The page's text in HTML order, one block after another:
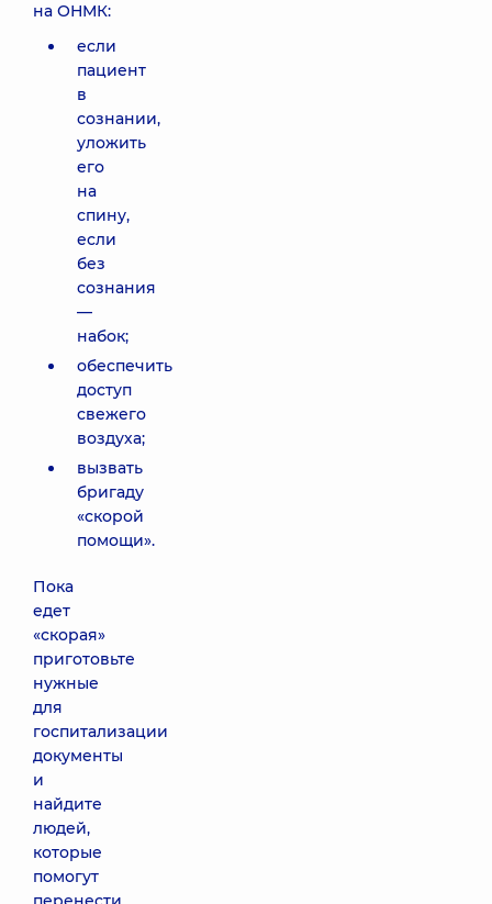
на ОНМК:
если
пациент
в
сознании,
уложить
его
на
спину,
если
без
сознания
—
набок;
обеспечить
доступ
свежего
воздуха;
вызвать
бригаду
«скорой
помощи».
Пока
едет
«скорая»
приготовьте
нужные
для
госпитализации
документы
и
найдите
людей,
которые
помогут